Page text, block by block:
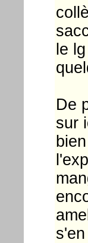
le
De
sur